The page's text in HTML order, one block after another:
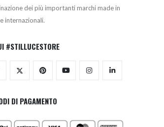
dei più importanti marchi made in
internazionali.
#STILLUCESTORE
DI PAGAMENTO